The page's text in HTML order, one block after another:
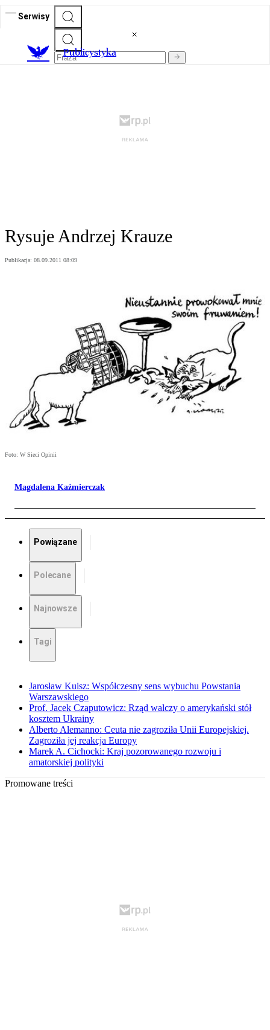
Serwisy
Publicystyka
Rysuje Andrzej Krauze
Publikacja: 08.09.2011 08:09
Foto: W Sieci Opinii
Magdalena Kaźmierczak
Powiązane
Polecane
Najnowsze
Tagi
Jarosław Kuisz: Współczesny sens wybuchu Powstania
Warszawskiego
Prof. Jacek Czaputowicz: Rząd walczy o amerykański stół
kosztem Ukrainy
Alberto Alemanno: Ceuta nie zagroziła Unii Europejskiej.
Zagroziła jej reakcja Europy
Marek A. Cichocki: Kraj pozorowanego rozwoju i
amatorskiej polityki
Promowane treści